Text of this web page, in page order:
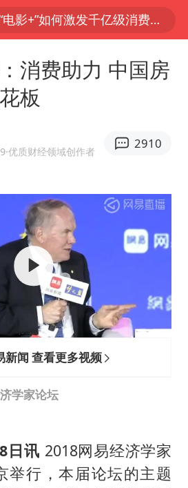
全球首个长时储能一体化产业园量产
中国女篮70-67险胜尼日利亚女篮
上海：台风白海豚或将带来龙卷风
岁演员求职万岁山NPC成功
国乒男单横滨冠军赛全军覆没
彦斌获《歌手2026》歌王
股存储板块集体大跌
宏科技：股票交易异常波动
夯实基础开新局
消费助力 中国房
板
·优质财经领域创作者
2910
新闻 查看更多视频
学家论坛
日讯 2018网易经济学家
举行，本届论坛的主题